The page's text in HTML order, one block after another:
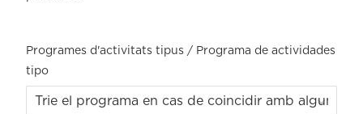
Programes d'activitats tipus / Programa de actividades
tipo